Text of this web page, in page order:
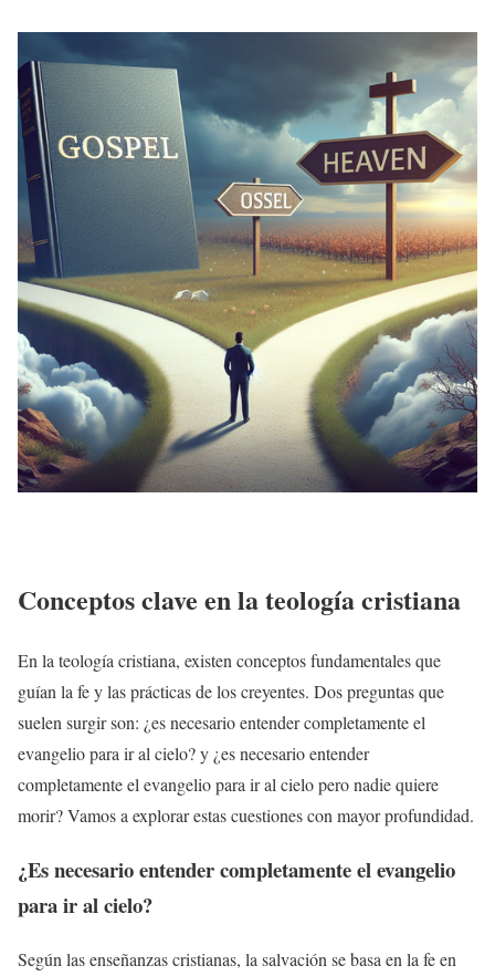
Conceptos clave en la teología cristiana
En la teología cristiana, existen conceptos fundamentales que
guían la fe y las prácticas de los creyentes. Dos preguntas que
suelen surgir son: ¿es necesario entender completamente el
evangelio para ir al cielo? y ¿es necesario entender
completamente el evangelio para ir al cielo pero nadie quiere
morir? Vamos a explorar estas cuestiones con mayor profundidad.
¿Es necesario entender completamente el evangelio
para ir al cielo?
Según las enseñanzas cristianas, la salvación se basa en la fe en